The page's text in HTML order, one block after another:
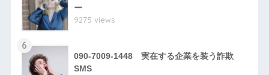
ー
9275 views
6
090-7009-1448 実在する企業を装う詐欺
SMS